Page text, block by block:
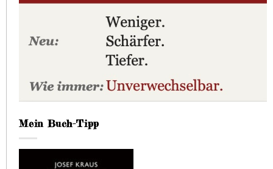
Mein Buch-Tipp